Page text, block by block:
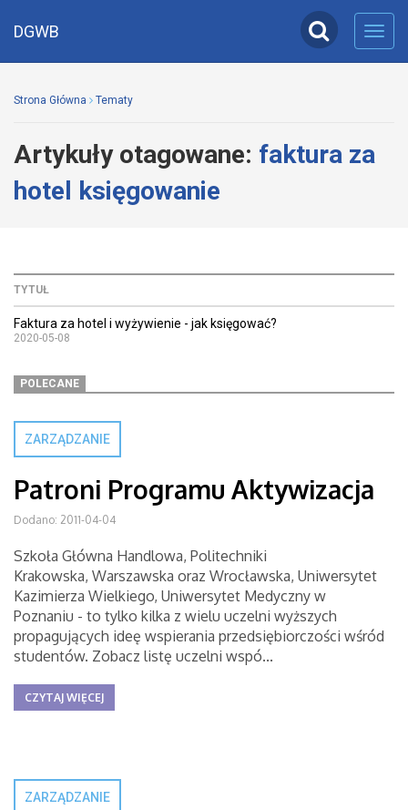
DGWB
Strona Główna Tematy
Artykuły otagowane: faktura za
hotel księgowanie
TYTUŁ
Faktura za hotel i wyżywienie - jak księgować?
2020-05-08
POLECANE
ZARZĄDZANIE
Patroni Programu Aktywizacja
Dodano: 2011-04-04
Szkoła Główna Handlowa, Politechniki
Krakowska, Warszawska oraz Wrocławska, Uniwersytet
Kazimierza Wielkiego, Uniwersytet Medyczny w
Poznaniu - to tylko kilka z wielu uczelni wyższych
propagujących ideę wspierania przedsiębiorczości wśród
studentów. Zobacz listę uczelni wspó...
CZYTAJ WIĘCEJ
ZARZĄDZANIE